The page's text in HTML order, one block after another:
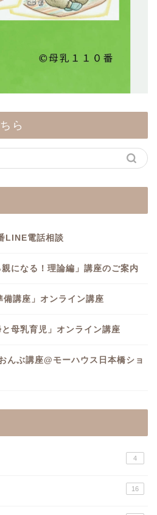
ら
LINE電話相談
親になる！理論編」講座のご案内
講座」オンライン講座
母乳育児」オンライン講座
んぶ講座@モーハウス日本橋ショ
4
16